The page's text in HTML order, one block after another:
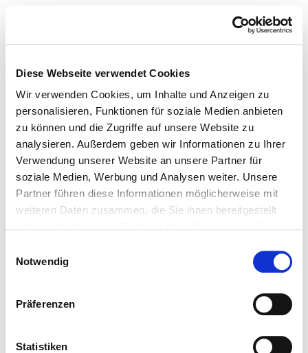
Diese Webseite verwendet Cookies
Wir verwenden Cookies, um Inhalte und Anzeigen zu
personalisieren, Funktionen für soziale Medien anbieten
zu können und die Zugriffe auf unsere Website zu
analysieren. Außerdem geben wir Informationen zu Ihrer
Verwendung unserer Website an unsere Partner für
soziale Medien, Werbung und Analysen weiter. Unsere
Partner führen diese Informationen möglicherweise mit
weiteren Daten zusammen, die Sie ihnen bereitgestellt
Notwendig
Präferenzen
Statistiken